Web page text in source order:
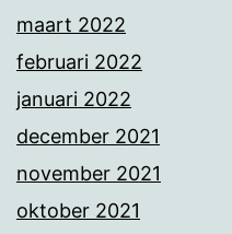
maart 2022
februari 2022
januari 2022
december 2021
november 2021
oktober 2021